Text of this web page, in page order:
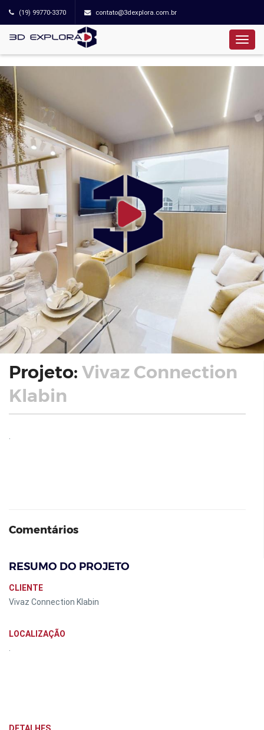
(19) 99770-3370 contato@3dexplora.com.br
Projeto: Vivaz Connection
Klabin
Comentários
RESUMO DO PROJETO
CLIENTE
Vivaz Connection Klabin
LOCALIZAÇÃO